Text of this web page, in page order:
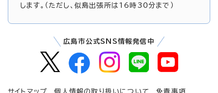
します。（ただし、似島出張所は16時30分まで）
広島市公式SNS情報発信中
サイトマップ 個人情報の取り扱いについて 免責事項